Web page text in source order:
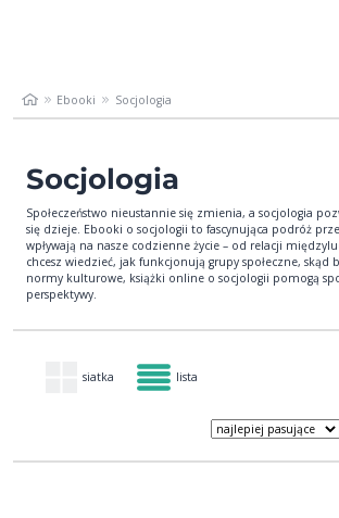
Ebooki Socjologia
Socjologia
Społeczeństwo nieustannie się zmienia, a socjologia
się dzieje. Ebooki o socjologii to fascynująca podróż
wpływają na nasze codzienne życie – od relacji
chcesz wiedzieć, jak funkcjonują grupy społeczne,
normy kulturowe, książki online o socjologii pomogą
perspektywy.
siatka lista